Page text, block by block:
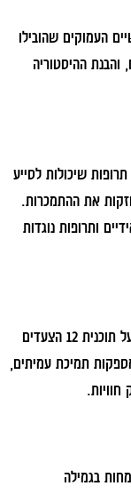
העמוקים שהובילו
והבנת ההיסטוריה
שיכולות לסייע
את ההתמכרות.
ותרופות נוגדות
קבוצות תמיכה, כגון מהמרים אנונימיים, מבוססות על תוכנית 12 הצעדים
תמיכת עמיתים,
בגמילה